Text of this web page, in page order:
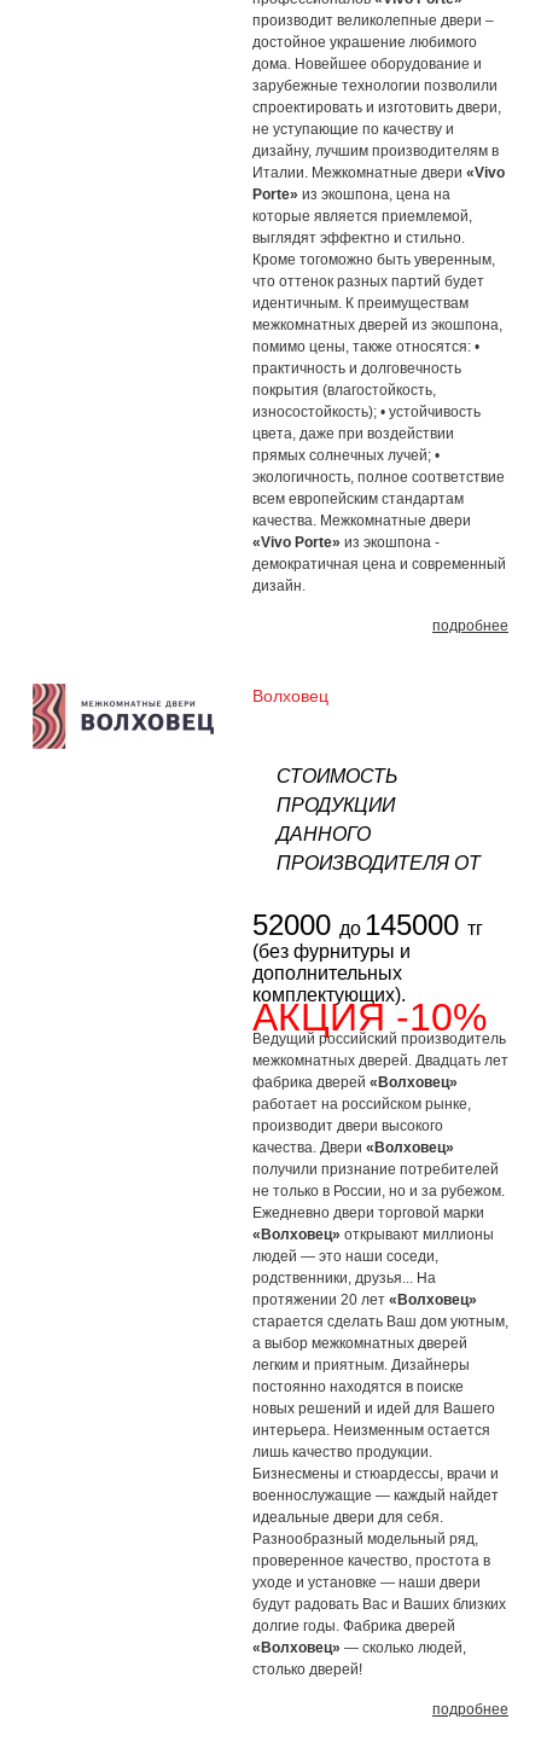
производит великолепные двери –
достойное украшение любимого
дома. Новейшее оборудование и
зарубежные технологии позволили
спроектировать и изготовить двери,
не уступающие по качеству и
дизайну, лучшим производителям в
Италии. Межкомнатные двери «Vivo
Porte» из экошпона, цена на
которые является приемлемой,
выглядят эффектно и стильно.
Кроме тогоможно быть уверенным,
что оттенок разных партий будет
идентичным. К преимуществам
межкомнатных дверей из экошпона,
помимо цены, также относятся: •
практичность и долговечность
покрытия (влагостойкость,
износостойкость); • устойчивость
цвета, даже при воздействии
прямых солнечных лучей; •
экологичность, полное соответствие
всем европейским стандартам
качества. Межкомнатные двери
«Vivo Porte» из экошпона -
демократичная цена и современный
дизайн.
подробнее
Волховец
СТОИМОСТЬ
ПРОДУКЦИИ
ДАННОГО
ПРОИЗВОДИТЕЛЯ ОТ
52000 до 145000 тг
(без фурнитуры и
дополнительных
комплектующих).
АКЦИЯ -10%
Ведущий российский производитель
межкомнатных дверей. Двадцать лет
фабрика дверей «Волховец»
работает на российском рынке,
производит двери высокого
качества. Двери «Волховец»
получили признание потребителей
не только в России, но и за рубежом.
Ежедневно двери торговой марки
«Волховец» открывают миллионы
людей — это наши соседи,
родственники, друзья... На
протяжении 20 лет «Волховец»
старается сделать Ваш дом уютным,
а выбор межкомнатных дверей
легким и приятным. Дизайнеры
постоянно находятся в поиске
новых решений и идей для Вашего
интерьера. Неизменным остается
лишь качество продукции.
Бизнесмены и стюардессы, врачи и
военнослужащие — каждый найдет
идеальные двери для себя.
Разнообразный модельный ряд,
проверенное качество, простота в
уходе и установке — наши двери
будут радовать Вас и Ваших близких
долгие годы. Фабрика дверей
«Волховец» — сколько людей,
столько дверей!
подробнее